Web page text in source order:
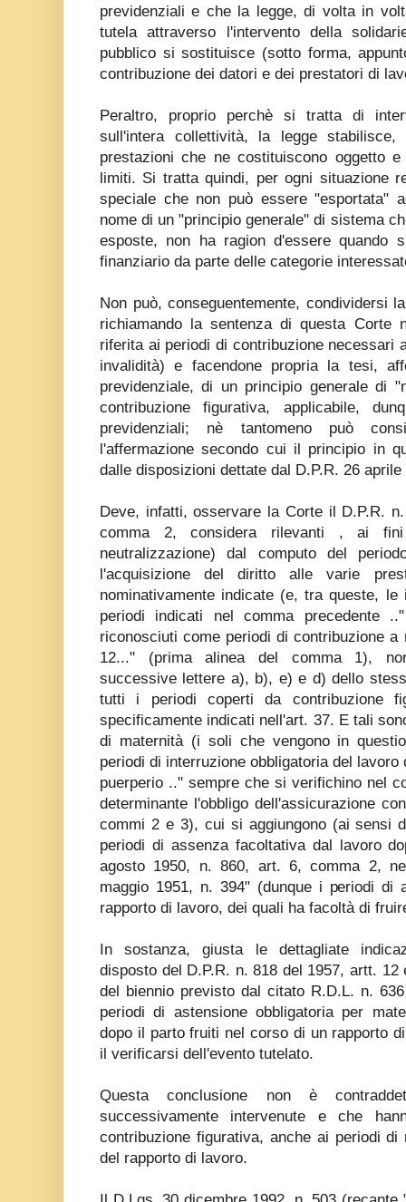
previdenziali e che la legge, di volta in
tutela attraverso l'intervento della
pubblico si sostituisce (sotto forma,
contribuzione dei datori e dei prestatori di
Peraltro, proprio perchè si tratta di
sull'intera collettività, la legge
prestazioni che ne costituiscono oggetto
limiti. Si tratta quindi, per ogni situazione
speciale che non può essere "esportata"
nome di un "principio generale" di sistema
esposte, non ha ragion d'essere quando
finanziario da parte delle categorie
Non può, conseguentemente, condividersi
richiamando la sentenza di questa Corte
riferita ai periodi di contribuzione necessari
invalidità) e facendone propria la tesi,
previdenziale, di un principio generale di
contribuzione figurativa, applicabile,
previdenziali; nè tantomeno può
l'affermazione secondo cui il principio in
dalle disposizioni dettate dal D.P.R. 26
Deve, infatti, osservare la Corte il D.P.R.
comma 2, considera rilevanti , ai
neutralizzazione) dal computo del
l'acquisizione del diritto alle varie
nominativamente indicate (e, tra queste,
periodi indicati nel comma precedente
riconosciuti come periodi di contribuzione
12..." (prima alinea del comma 1),
successive lettere a), b), e) e d) dello
tutti i periodi coperti da contribuzione
specificamente indicati nell'art. 37. E tali
di maternità (i soli che vengono in
periodi di interruzione obbligatoria del
puerperio .." sempre che si verifichino nel
determinante l'obbligo dell'assicurazione
commi 2 e 3), cui si aggiungono (ai sensi
periodi di assenza facoltativa dal lavoro
agosto 1950, n. 860, art. 6, comma 2,
maggio 1951, n. 394" (dunque i periodi di
rapporto di lavoro, dei quali ha facoltà di
In sostanza, giusta le dettagliate
disposto del D.P.R. n. 818 del 1957, artt.
del biennio previsto dal citato R.D.L. n.
periodi di astensione obbligatoria per
dopo il parto fruiti nel corso di un rapporto
il verificarsi dell'evento tutelato.
Questa conclusione non è
successivamente intervenute e che
contribuzione figurativa, anche ai periodi
del rapporto di lavoro.